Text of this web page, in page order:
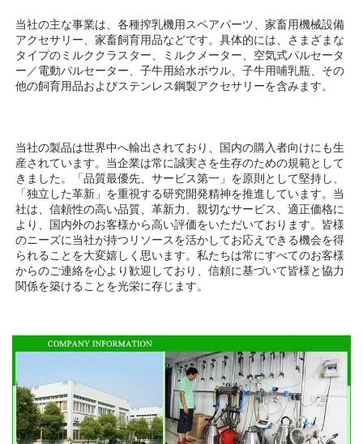
当社の主な事業は、各種搾乳機用スペアパーツ、家畜用機械設備
アクセサリー、家畜飼育用品などです。具体的には、さまざまな
タイプのミルククラスター、ミルクメーター、空気式パルセータ
ー／電動パルセーター、子牛用給水ボウル、子牛用哺乳瓶、その
他の飼育用品およびステンレス鋼製アクセサリーを含みます。
当社の製品は世界中へ輸出されており、国内の購入者向けにも生
産されています。当企業は常に誠実さを生存のための規範として
きました。「品質最優先、サービス第一」を原則として堅持し、
「独立した革新」を重視する研究開発精神を推進しています。当
社は、信頼性の高い品質、革新力、親切なサービス、適正価格に
より、国内外のお客様から高い評価をいただいております。皆様
のニーズに当社が持つリソースを活かしてお応えできる機会を得
られることを大変嬉しく思います。私たちは常にすべてのお客様
からのご連絡を心より歓迎しており、信頼に基づいて皆様と協力
関係を築けることを光栄に存じます。